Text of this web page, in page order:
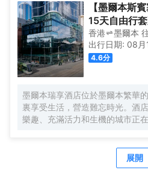
店還提供免費 WiFi、禮賓服務和
Restaurant享用一頓美餐，也可
部分時段客房送餐服務。您可以
飲品，暢飲一番。每天 7:00 至
餐。 特色服務/設施包括乾洗/洗
多語言服務。這家酒店擁有 5 間
有 392 間客房提供意式濃縮咖啡
途中找到家的舒適。提供免費無
聯繫；數碼頻道可滿足您的娛樂
免費洗浴用品和吹風機。便利設
書桌。
【墨爾本斯
15天自由行
香港 墨爾本
出行日期: 08月
4.6分
墨爾本瑞享酒店位於墨爾本繁華
裏享受生活，營造難忘時光。酒
樂趣、充滿活力和生機的城市正
展開